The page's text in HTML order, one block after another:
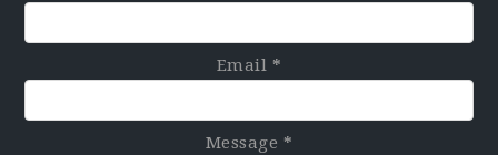
Email *
Message *